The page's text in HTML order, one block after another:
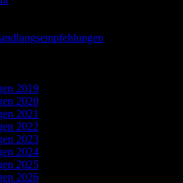
2019
2020
2021
2022
2023
2024
2025
2026